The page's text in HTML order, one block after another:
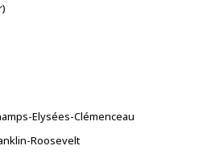
Elysées-Clémenceau
Roosevelt